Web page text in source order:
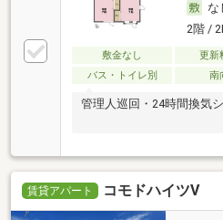
な
2階 /
敷金なし 更新
バス・トイレ別
南
管理人巡回・24時間換気
賃貸アパート コモドハイツⅤ